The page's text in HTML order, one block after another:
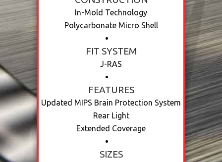
In-Mold Technology
Polycarbonate Micro Shell
FIT SYSTEM
J-RAS
FEATURES
Updated MIPS Brain Protection System
Rear Light
Extended Coverage
SIZES